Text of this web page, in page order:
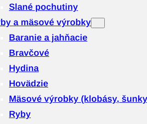
Slané pochutiny
a mäsové výrobky
Baranie a jahňacie
Bravčové
Hydina
Hovädzie
Mäsové výrobky (klobásy,
Ryby